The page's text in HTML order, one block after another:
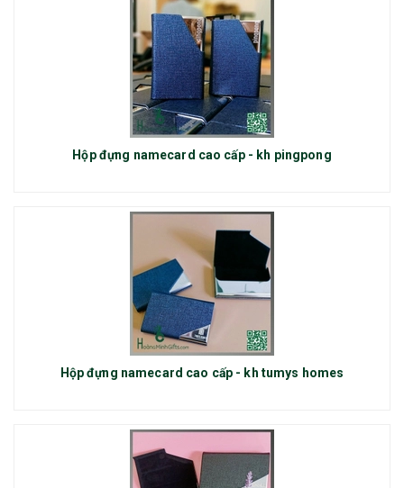
Hộp đựng namecard cao cấp - kh pingpong
Hộp đựng namecard cao cấp - kh tumys homes